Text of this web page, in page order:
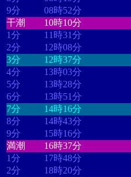
9分
08時52分
干潮
10時10分
1分
11時31分
2分
12時08分
3分
12時37分
4分
13時03分
5分
13時28分
6分
13時51分
7分
14時16分
8分
14時43分
9分
15時16分
満潮
16時37分
1分
17時48分
2分
18時20分